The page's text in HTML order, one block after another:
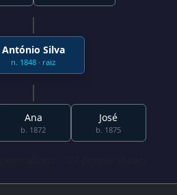
António Silva
n. 1848 · raiz
Ana
b. 1872
José
b. 1875